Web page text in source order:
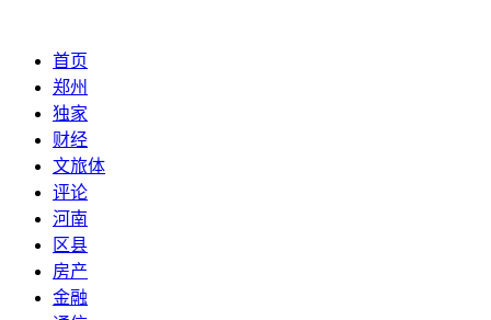
首页
郑州
独家
财经
文旅体
评论
河南
区县
房产
金融